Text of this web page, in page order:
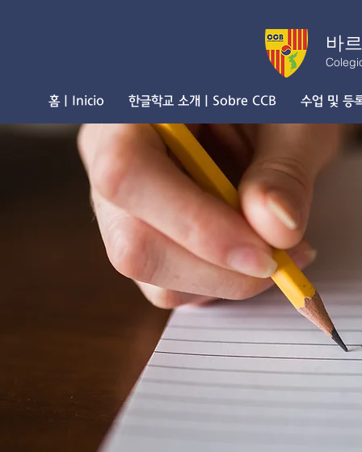
바
홈 | Inicio 한글학교 소개 | Sobre CCB 수업 및 등